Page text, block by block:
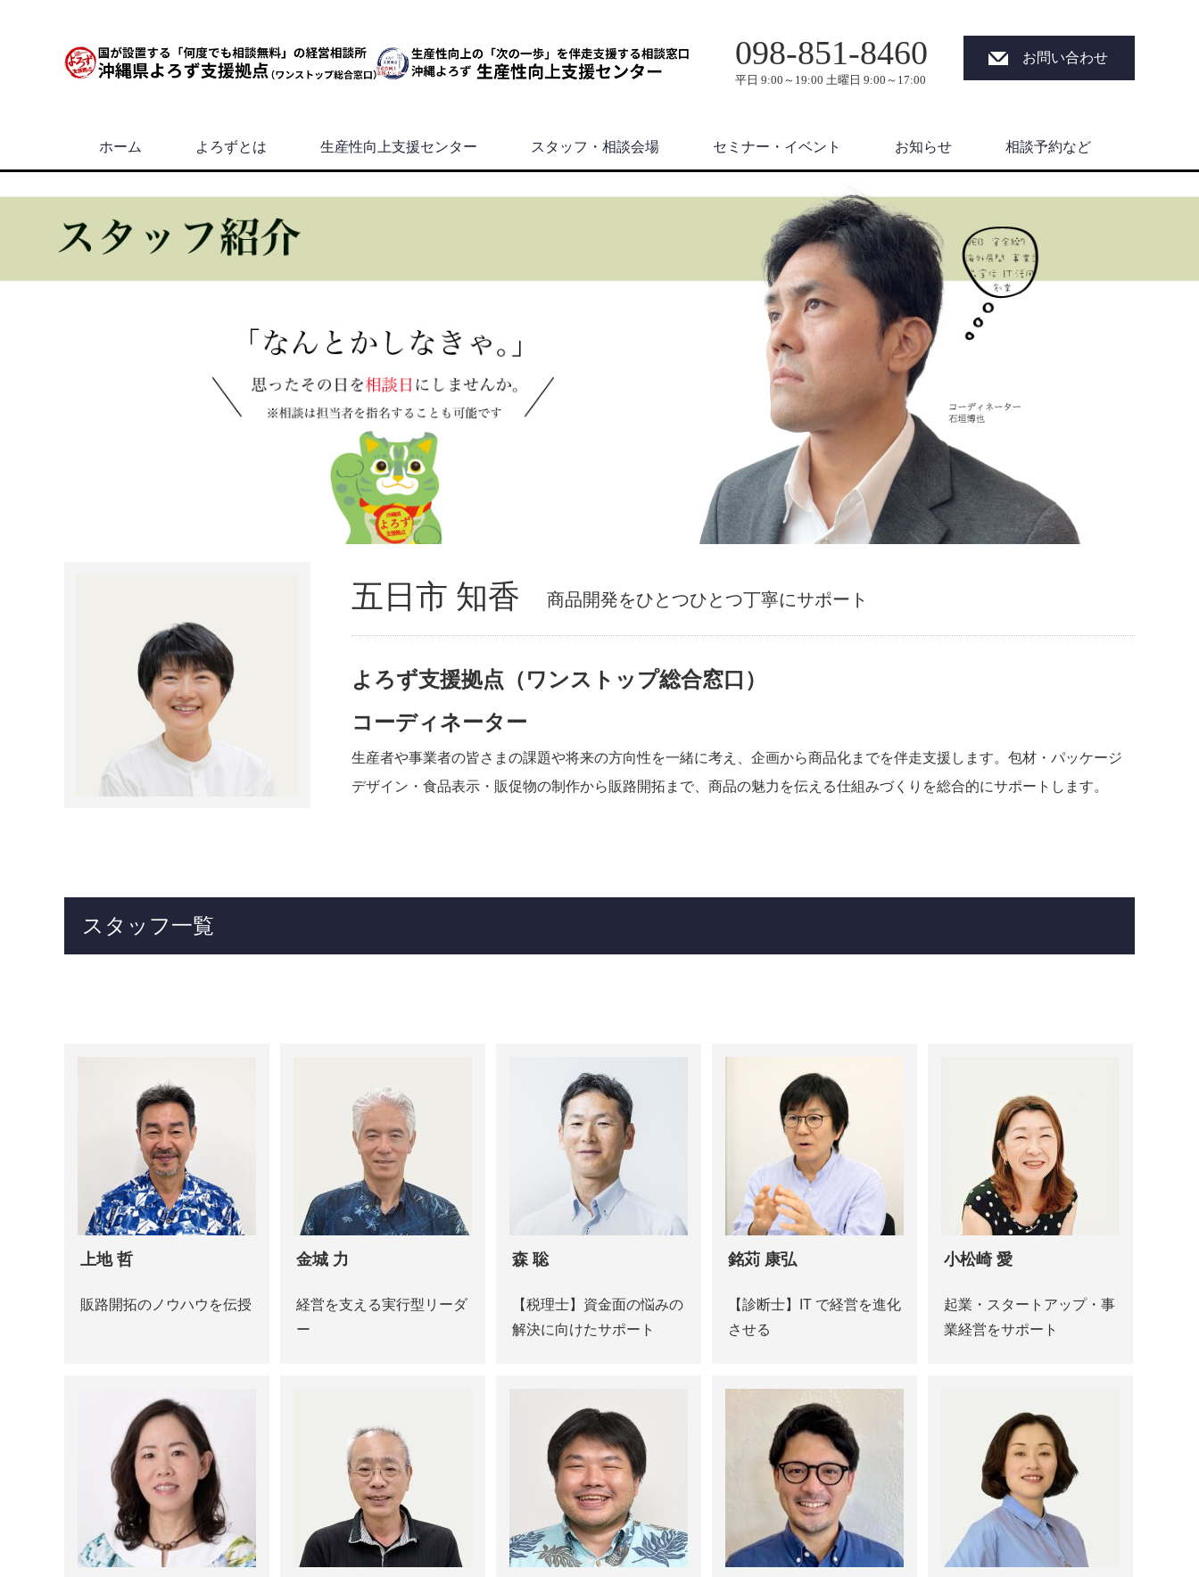
098-851-8460
平日 9:00～19:00 土曜日 9:00～17:00
お問い合わせ
ホーム よろずとは 生産性向上支援センター スタッフ・相談会場 セミナー・イベント お知らせ 相談予約など
五日市 知香 商品開発をひとつひとつ丁寧にサポート
よろず支援拠点（ワンストップ総合窓口）
コーディネーター
生産者や事業者の皆さまの課題や将来の方向性を一緒に考え、企画から商品化までを伴走支援します。包材・パッケージ
デザイン・食品表示・販促物の制作から販路開拓まで、商品の魅力を伝える仕組みづくりを総合的にサポートします。
スタッフ一覧
上地 哲
販路開拓のノウハウを伝授
金城 力
経営を支える実行型リーダ
ー
森 聡
【税理士】資金面の悩みの
解決に向けたサポート
銘苅 康弘
【診断士】IT で経営を進化
させる
小松崎 愛
起業・スタートアップ・事
業経営をサポート